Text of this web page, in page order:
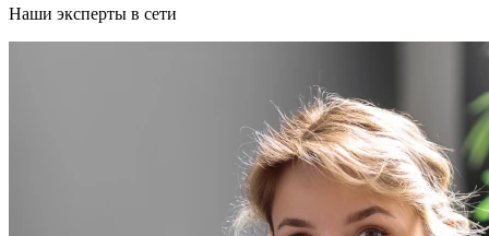
Наши эксперты в сети